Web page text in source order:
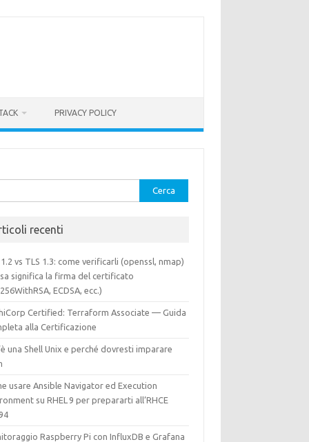
PRIVACY POLICY
recenti
1.2 vs TLS 1.3: come verificarli (openssl, nmap)
significa la firma del certificato
ECDSA, ecc.)
Certified: Terraform Associate — Guida
alla Certificazione
una Shell Unix e perché dovresti imparare
usare Ansible Navigator ed Execution
su RHEL 9 per prepararti all’RHCE
Raspberry Pi con InfluxDB e Grafana